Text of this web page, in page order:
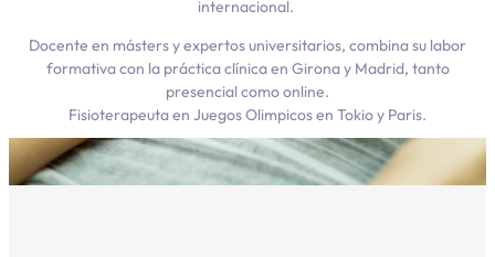
internacional.
Docente en másters y expertos universitarios, combina su labor
formativa con la práctica clínica en Girona y Madrid, tanto
presencial como online.
Fisioterapeuta en Juegos Olimpicos en Tokio y Paris.